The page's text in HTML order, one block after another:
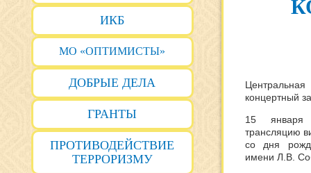
ИКБ
МО «ОПТИМИСТЫ»
ДОБРЫЕ ДЕЛА
ГРАНТЫ
ПРОТИВОДЕЙСТВИЕ
ТЕРРОРИЗМУ
концертный
15
трансляцию
со дня
имени Л.В.